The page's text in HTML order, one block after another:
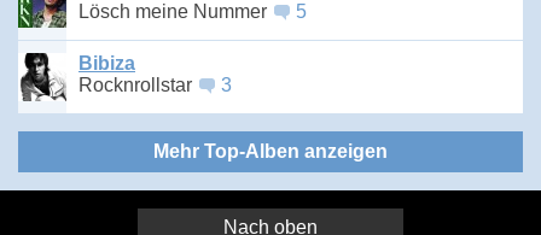
Lösch meine Nummer
5
Bibiza
Rocknrollstar
3
Mehr Top-Alben anzeigen
Nach oben